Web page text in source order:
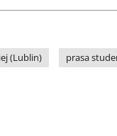
(Lublin)
prasa